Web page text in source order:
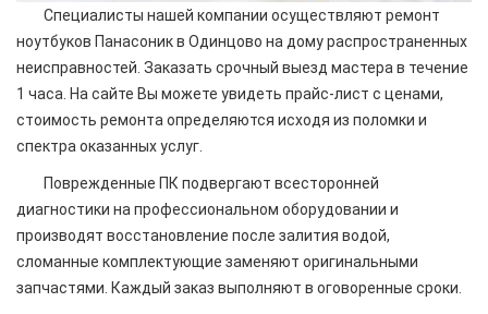
Специалисты нашей компании осуществляют ремонт
ноутбуков Панасоник в Одинцово на дому распространенных
неисправностей. Заказать срочный выезд мастера в течение
1 часа. На сайте Вы можете увидеть прайс-лист с ценами,
стоимость ремонта определяются исходя из поломки и
спектра оказанных услуг.
Поврежденные ПК подвергают всесторонней
диагностики на профессиональном оборудовании и
производят восстановление после залития водой,
сломанные комплектующие заменяют оригинальными
запчастями. Каждый заказ выполняют в оговоренные сроки.